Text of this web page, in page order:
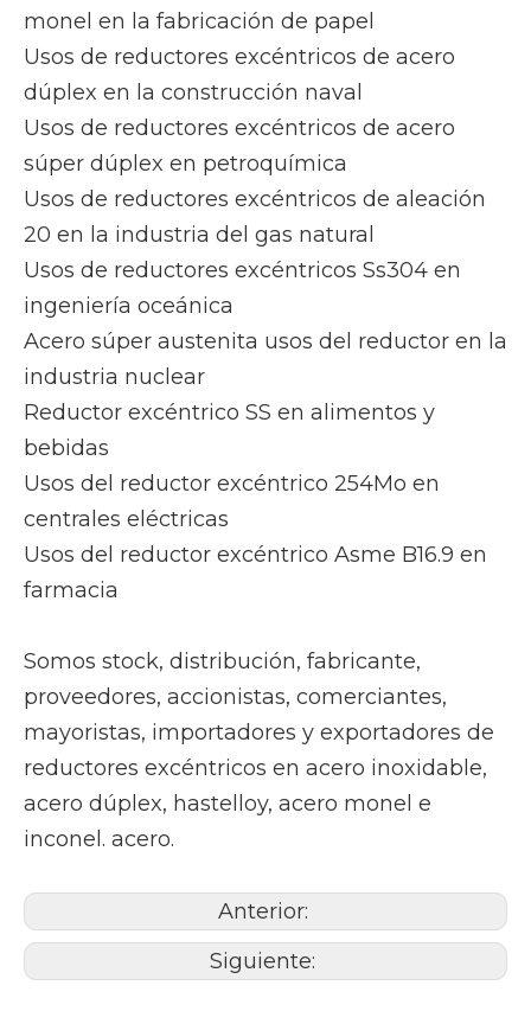
monel en la fabricación de papel
Usos de reductores excéntricos de acero
dúplex en la construcción naval
Usos de reductores excéntricos de acero
súper dúplex en petroquímica
Usos de reductores excéntricos de aleación
20 en la industria del gas natural
Usos de reductores excéntricos Ss304 en
ingeniería oceánica
Acero súper austenita usos del reductor en la
industria nuclear
Reductor excéntrico SS en alimentos y
bebidas
Usos del reductor excéntrico 254Mo en
centrales eléctricas
Usos del reductor excéntrico Asme B16.9 en
farmacia
Somos stock, distribución, fabricante,
proveedores, accionistas, comerciantes,
mayoristas, importadores y exportadores de
reductores excéntricos en acero inoxidable,
acero dúplex, hastelloy, acero monel e
inconel. acero.
Anterior:
Siguiente: